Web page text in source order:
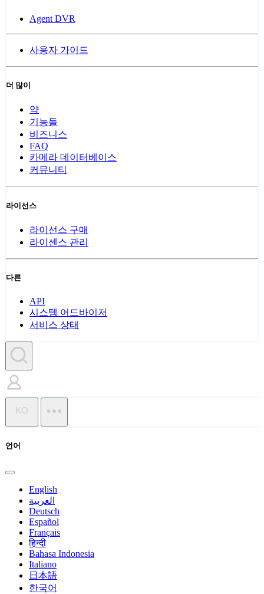
Agent DVR
사용자 가이드
더 많이
약
기능들
비즈니스
FAQ
카메라 데이터베이스
커뮤니티
라이선스
라이선스 구매
라이센스 관리
다른
API
시스템 어드바이저
서비스 상태
KO
언어
English
العربية
Deutsch
Español
Français
हिन्दी
Bahasa Indonesia
Italiano
日本語
한국어